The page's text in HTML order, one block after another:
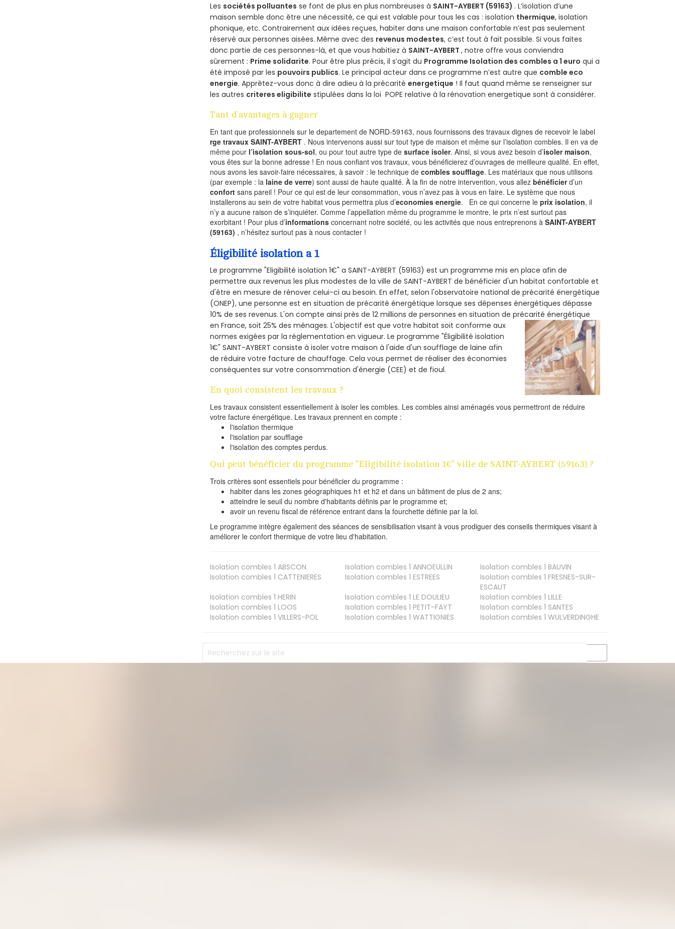
Les sociétés polluantes se font de plus en plus nombreuses à SAINT-AYBERT (59163) . L’isolation d’une
maison semble donc être une nécessité, ce qui est valable pour tous les cas : isolation thermique, isolation
phonique, etc. Contrairement aux idées reçues, habiter dans une maison confortable n’est pas seulement
réservé aux personnes aisées. Même avec des revenus modestes, c’est tout à fait possible. Si vous faites
donc partie de ces personnes-là, et que vous habitiez à SAINT-AYBERT, notre offre vous conviendra
sûrement : Prime solidarite. Pour être plus précis, il s’agit du Programme Isolation des combles a 1 euro qui a
été imposé par les pouvoirs publics. Le principal acteur dans ce programme n’est autre que comble eco
energie. Apprêtez-vous donc à dire adieu à la précaritéenergetique ! Il faut quand même se renseigner sur
les autres criteres eligibilite stipulées dans la loi POPE relative à la rénovation energetique sont à considérer.
Tant d’avantages à gagner
En tant que professionnels sur le departement de NORD-59163, nous fournissons des travaux dignes de recevoir le label
rge travaux SAINT-AYBERT . Nous intervenons aussi sur tout type de maison et même sur l’isolation combles. Il en va de
même pour l’isolation sous-sol, ou pour tout autre type desurface isoler. Ainsi, si vous avez besoin d’isoler maison,
vous êtes sur la bonne adresse ! En nous confiant vos travaux, vous bénéficierez d’ouvrages de meilleure qualité. En effet,
nous avons les savoir-faire nécessaires, à savoir : le technique decombles soufflage. Les matériaux que nous utilisons
(par exemple : la laine de verre) sont aussi de haute qualité. À la fin de notre intervention, vous allezbénéficierd’un
confort sans pareil ! Pour ce qui est de leur consommation, vous n’avez pas à vous en faire. Le système que nous
installerons au sein de votre habitat vous permettra plus d’economies energie. En ce qui concerne leprix isolation, il
n’y a aucune raison de s’inquiéter. Comme l’appellation même du programme le montre, le prix n’est surtout pas
exorbitant ! Pour plus d’informations concernant notre société, ou les activités que nous entreprenons àSAINT-AYBERT
(59163) , n’hésitez surtout pas à nous contacter !
Éligibilité isolation a 1
Le programme "Eligibilité isolation 1€" a SAINT-AYBERT (59163) est un programme mis en place afin de
permettre aux revenus les plus modestes de la ville de SAINT-AYBERT de bénéficier d'un habitat confortable et
d'être en mesure de rénover celui-ci au besoin. En effet, selon l'observatoire national de précarité énergétique
(ONEP), une personne est en situation de précarité énergétique lorsque ses dépenses énergétiques dépasse
10% de ses revenus. L'on compte ainsi près de 12 millions de personnes en situation de précarité énergétique
en France, soit 25% des ménages.L'objectif est que votre habitat soit conforme aux
normes exigées par la réglementation en vigueur. Le programme "Éligibilité isolation
1€" SAINT-AYBERT consiste à isoler votre maison à l'aide d'un soufflage de laine afin
de réduire votre facture de chauffage. Cela vous permet de réaliser des économies
conséquentes sur votre consommation d'énergie (CEE) et de fioul.
En quoi consistent les travaux ?
Les travaux consistent essentiellement à isoler les combles. Les combles ainsi aménagés vous permettront de réduire
votre facture énergétique. Les travaux prennent en compte :
l'isolation thermique
l'isolation par soufflage
l'isolation des comptes perdus.
Qui peut bénéficier du programme "Eligibilité isolation 1€" ville de SAINT-AYBERT (59163) ?
Trois critères sont essentiels pour bénéficier du programme :
habiter dans les zones géographiques h1 et h2 et dans un bâtiment de plus de 2 ans;
atteindre le seuil du nombre d'habitants définis par le programme et;
avoir un revenu fiscal de référence entrant dans la fourchette définie par la loi.
Le programme intègre également des séances de sensibilisation visant à vous prodiguer des conseils thermiques visant à
améliorer le confort thermique de votre lieu d'habitation.
Isolation combles 1 ABSCON Isolation combles 1 ANNOEULLIN Isolation combles 1 BAUVIN
Isolation combles 1 CATTENIERES Isolation combles 1 ESTREES Isolation combles 1 FRESNES-SUR-
ESCAUT
Isolation combles 1 HERIN Isolation combles 1 LE DOULIEU Isolation combles 1 LILLE
Isolation combles 1 LOOS Isolation combles 1 PETIT-FAYT Isolation combles 1 SANTES
Isolation combles 1 VILLERS-POL Isolation combles 1 WATTIGNIES Isolation combles 1 WULVERDINGHE